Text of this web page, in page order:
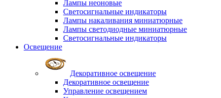
Лампы неоновые
Светосигнальные индикаторы
Лампы накаливания миниатюрные
Лампы светодиодные миниатюрные
Светосигнальные индикаторы
Освещение
Декоративное освещение
Декоративное освещение
Управление освещением